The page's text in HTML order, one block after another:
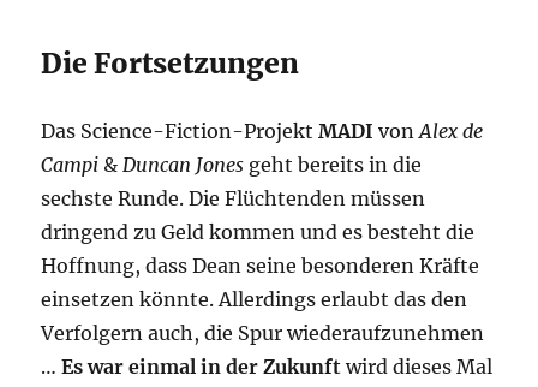
Die Fortsetzungen
Das Science-Fiction-ProjektMADIvonAlex de
Campi &Duncan Jones geht bereits in die
sechste Runde. Die Flüchtenden müssen
dringend zu Geld kommen und es besteht die
Hoffnung, dass Dean seine besonderen Kräfte
einsetzen könnte. Allerdings erlaubt das den
Verfolgern auch, die Spur wiederaufzunehmen
… Es war einmal in der Zukunft wird dieses Mal